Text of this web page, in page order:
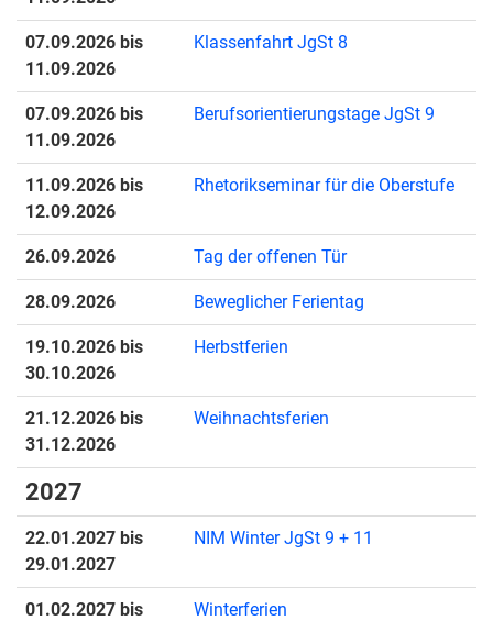
07.09.2026 bis
11.09.2026
Klassenfahrt JgSt 8
07.09.2026 bis
11.09.2026
Berufsorientierungstage JgSt 9
11.09.2026 bis
12.09.2026
Rhetorikseminar für die Oberstufe
26.09.2026 Tag der offenen Tür
28.09.2026 Beweglicher Ferientag
19.10.2026 bis
30.10.2026
Herbstferien
21.12.2026 bis
31.12.2026
Weihnachtsferien
2027
22.01.2027 bis
29.01.2027
NIM Winter JgSt 9 + 11
01.02.2027 bis
Winterferien